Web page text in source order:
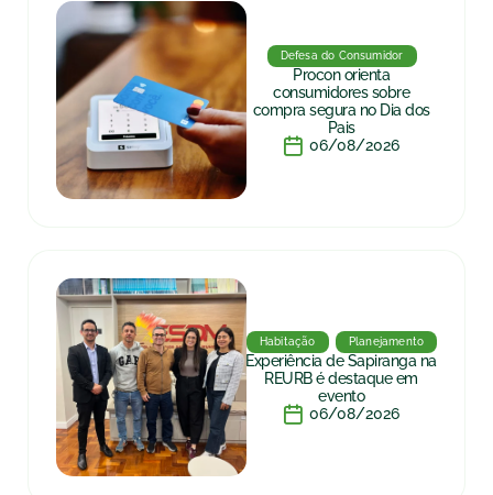
Defesa do Consumidor
Procon orienta
consumidores sobre
compra segura no Dia dos
Pais
06/08/2026
Habitação Planejamento
Experiência de Sapiranga na
REURB é destaque em
evento
06/08/2026